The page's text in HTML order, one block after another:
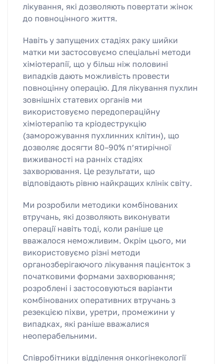
лікування, які дозволяють повертати жінок
до повноцінного життя.
Навіть у запущених стадіях раку шийки
матки ми застосовуємо спеціальні методи
хіміотерапії, що у більш ніж половині
випадків дають можливість провести
повноцінну операцію. Для лікування пухлин
зовнішніх статевих органів ми
використовуємо передопераційну
хіміотерапію та кріодеструкцію
(заморожування пухлинних клітин), що
дозволяє досягти 80–90% п’ятирічної
виживаності на ранніх стадіях
захворювання. Це результати, що
відповідають рівню найкращих клінік світу.
Ми розробили методики комбінованих
втручань, які дозволяють виконувати
операції навіть тоді, коли раніше це
вважалося неможливим. Окрім цього, ми
використовуємо різні методи
органозберігаючого лікування пацієнток з
початковими формами захворювання;
розроблені і застосовуються варіанти
комбінованих оперативних втручань з
резекцією піхви, уретри, промежини у
випадках, які раніше вважалися
неоперабельними.
Співробітники відділення онкогінекології